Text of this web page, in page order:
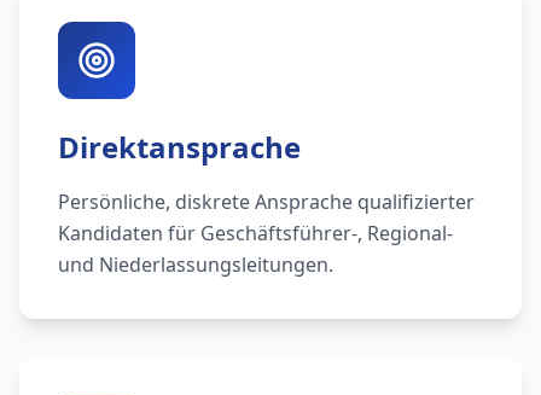
Direktansprache
Persönliche, diskrete Ansprache qualifizierter
Kandidaten für Geschäftsführer-, Regional-
und Niederlassungsleitungen.